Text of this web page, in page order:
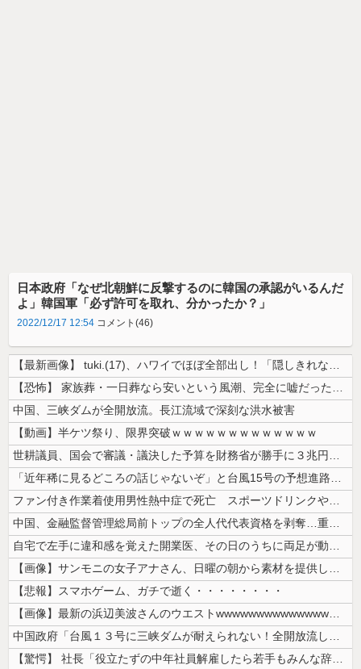
日本政府「なぜ北朝鮮に反撃するのに韓国の承認がいるんだ
よ」韓国軍「必ず許可を取れ、分かったか？」
2022/12/17 12:54 コメント(46)
【最新画像】 tuki.(17)、ハワイでほぼ全部出し！「隠しきれない...
【恐怖】 家族葬・一日葬なら安いという風潮、完全に嘘だった・・・・
中国、三峡ダムが全開放流。長江流域で深刻な洪水被害
【動画】半ケツ祭り、限界突破ｗｗｗｗｗｗｗｗｗｗｗｗｗ
世耕議員、国会で審議・議決した予算を財務省が勝手に３兆円動かしていると...
「近年稀に見るどころの話じゃないぞ」と台風15号の予想進路に困惑する人...
ファン付き作業着使用男性熱中症で死亡 スポーツドリンクやゼリー飲料持参...
中国、金融監督管理総局前トップの全人代代表資格を剥奪…重大な規律違反で...
自宅で左手に違和感を覚えた開業医、その日のうちに両足が動かなくなり入院...
【画像】サンモニの女子アナさん、日曜の朝から素材を提供してしまう
【悲報】スマホゲーム、ガチで逝く・・・・・・・・
【画像】最新の浜辺美波さんのウエストwwwwwwwwwwwwwwwww...
中国政府「台風１３号に三峡ダムが耐えられない！全開放流しろ！」⇒ 下流...
【驚愕】 社長「役立たずの中年社員解雇したら若手もみんな辞めてしまった...